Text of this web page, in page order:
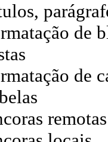
de
de
remotas